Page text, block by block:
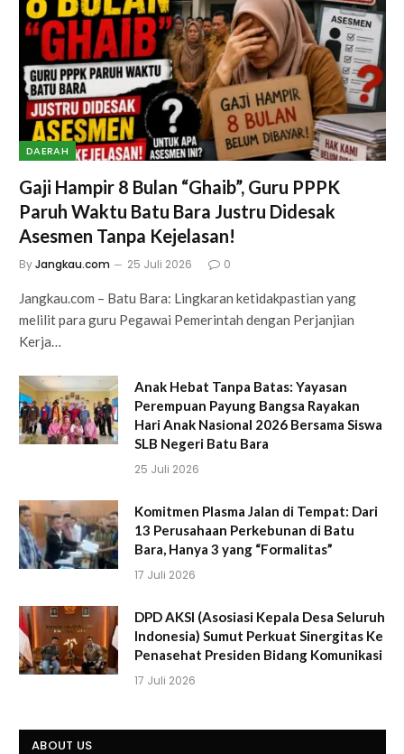
DAERAH
Gaji Hampir 8 Bulan “Ghaib”, Guru PPPK
Paruh Waktu Batu Bara Justru Didesak
Asesmen Tanpa Kejelasan!
ByJangkau.com 25 Juli 2026 0
Jangkau.com – Batu Bara: Lingkaran ketidakpastian yang
melilit para guru Pegawai Pemerintah dengan Perjanjian
Kerja…
Anak Hebat Tanpa Batas: Yayasan
Perempuan Payung Bangsa Rayakan
Hari Anak Nasional 2026 Bersama Siswa
SLB Negeri Batu Bara
25 Juli 2026
Komitmen Plasma Jalan di Tempat: Dari
13 Perusahaan Perkebunan di Batu
Bara, Hanya 3 yang “Formalitas”
17 Juli 2026
DPD AKSI (Asosiasi Kepala Desa Seluruh
Indonesia) Sumut Perkuat Sinergitas Ke
Penasehat Presiden Bidang Komunikasi
17 Juli 2026
ABOUT US